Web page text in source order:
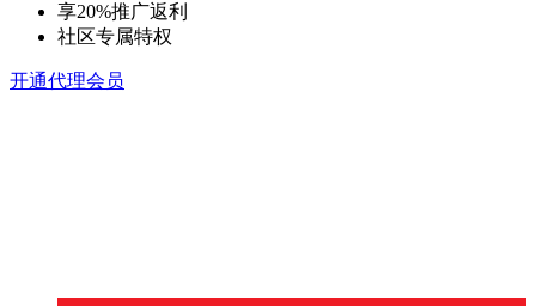
享20%推广返利
社区专属特权
开通代理会员